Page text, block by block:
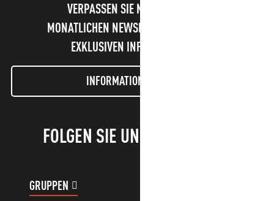
VERPASSEN SIE NICHT UNSEREN
MONATLICHEN NEWSLETTER UND UNSERE
EXKLUSIVEN INFORMATIONEN!
INFORMATIONEN LETTER
FOLGEN SIE UNS!
GRUPPEN